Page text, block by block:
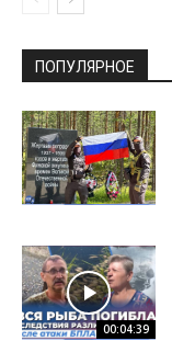
ПОПУЛЯРНОЕ
00:04:39